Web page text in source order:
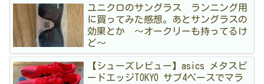
ユニクロのサングラス ランニング用
に買ってみた感想。あとサングラスの
効果とか 〜オークリーも持ってるけ
ど〜
【シューズレビュー】asics メタスピ
ードエッジTOKYO サブ4ペースでマラ